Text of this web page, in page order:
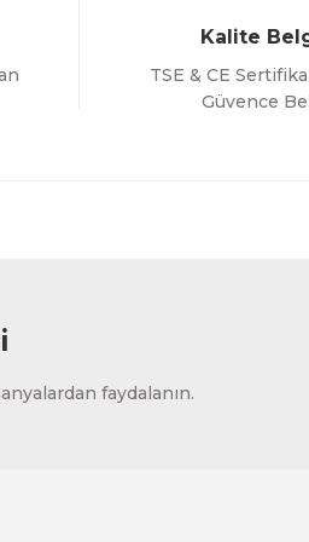
Kalite
TSE & CE
Güvence
faydalanın.